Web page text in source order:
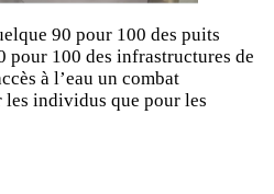
90 pour 100 des puits
pour 100 des infrastructures de
à l’eau un combat
individus que pour les